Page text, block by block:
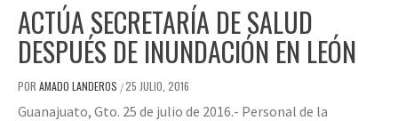
ACTÚA SECRETARÍA DE SALUD
DESPUÉS DE INUNDACIÓN EN LEÓN
POR AMADO LANDEROS /25 JULIO, 2016
Guanajuato, Gto. 25 de julio de 2016.- Personal de la